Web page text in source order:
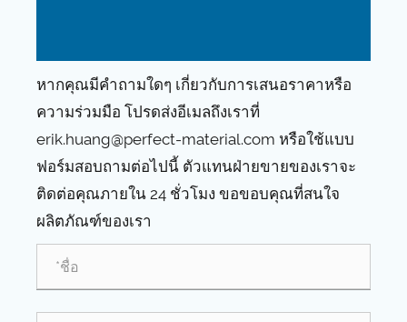
หากคุณมีคำถามใดๆ เกี่ยวกับการเสนอราคาหรือ
ความร่วมมือ โปรดส่งอีเมลถึงเราที่
erik.huang@perfect-material.com หรือใช้แบบ
ฟอร์มสอบถามต่อไปนี้ ตัวแทนฝ่ายขายของเราจะ
ติดต่อคุณภายใน 24 ชั่วโมง ขอขอบคุณที่สนใจ
ผลิตภัณฑ์ของเรา